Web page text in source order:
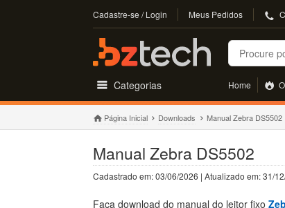
Cadastre-se / Login Meus Pedidos
Buscar
Categorias Home
Página Inicial Downloads Manual Zebra DS5502
Manual Zebra DS5502
Cadastrado em: 03/06/2026 | Atualizado em: 31/
Faça download do manual do leitor fixo